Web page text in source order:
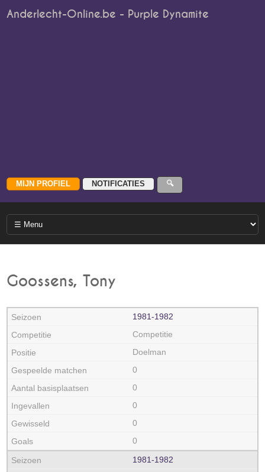
Anderlecht-Online.be - Purple Dynamite
Goossens, Tony
1981‑1982
Competitie
Doelman
0
0
0
0
0
1981‑1982